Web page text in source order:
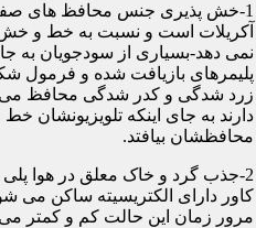
1-خش پذیری جنس محافظ های
آکریلات است و نسبت به خط و خش
نمی دهد-بسیاری از سودجویان به
پلیمرهای بازیافت شده و فرمول
زرد شدگی و کدر شدگی محافظ می
دارند به جای اینکه تلویزیونشان
محافظشان بیافتد.
2-جذب گرد و خاک معلق در هوا پلی
کاور دارای الکتریسیته ساکن می
مرور زمان این حالت کم و کمتر